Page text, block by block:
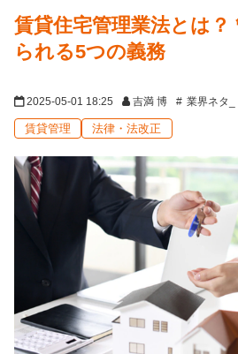
資料ダウンロ
賃貸住宅管理業法とは？
られる5つの義務
2025-05-01 18:25 吉満 博 業界ネタ_
賃貸管理 法律・法改正